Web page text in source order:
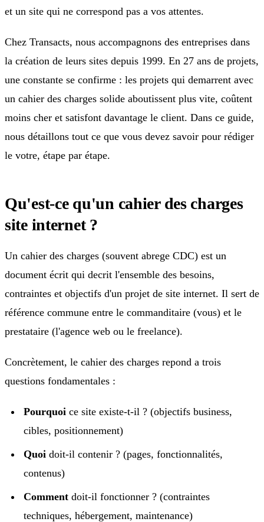
et un site qui ne correspond pas a vos attentes.
Chez Transacts, nous accompagnons des entreprises dans
la création de leurs sites depuis 1999. En 27 ans de projets,
une constante se confirme : les projets qui demarrent avec
un cahier des charges solide aboutissent plus vite, coûtent
moins cher et satisfont davantage le client. Dans ce guide,
nous détaillons tout ce que vous devez savoir pour rédiger
le votre, étape par étape.
Qu'est-ce qu'un cahier des charges
site internet ?
Un cahier des charges (souvent abrege CDC) est un
document écrit qui decrit l'ensemble des besoins,
contraintes et objectifs d'un projet de site internet. Il sert de
référence commune entre le commanditaire (vous) et le
prestataire (l'agence web ou le freelance).
Concrètement, le cahier des charges repond a trois
questions fondamentales :
Pourquoi ce site existe-t-il ? (objectifs business,
cibles, positionnement)
Quoi doit-il contenir ? (pages, fonctionnalités,
contenus)
Comment doit-il fonctionner ? (contraintes
techniques, hébergement, maintenance)